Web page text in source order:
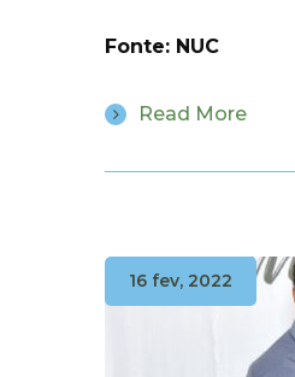
Fonte: NUC
Read More
16 fev, 2022